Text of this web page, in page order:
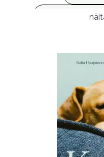
Populaarsed
Eesti